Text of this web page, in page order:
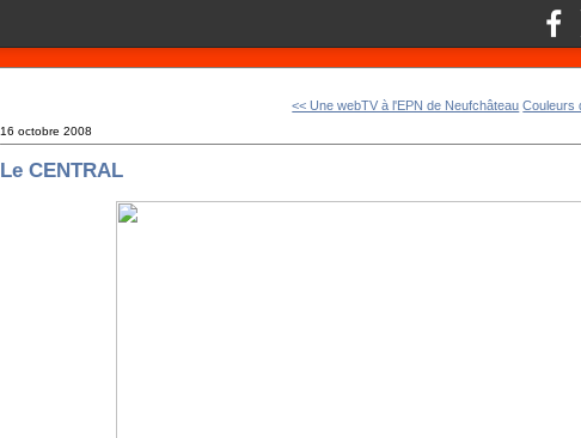
<< Une webTV à l'EPN de Neufchâteau Couleurs
16 octobre 2008
Le CENTRAL